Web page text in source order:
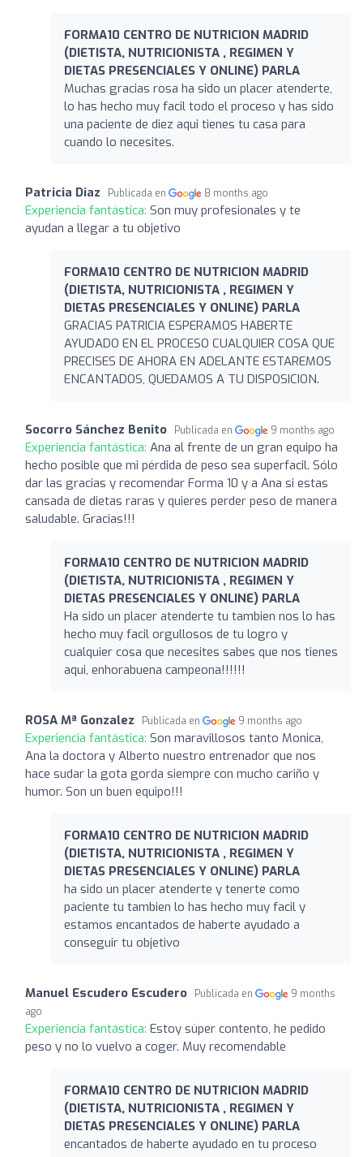
FORMA10 CENTRO DE NUTRICION MADRID
(DIETISTA, NUTRICIONISTA , REGIMEN Y
DIETAS PRESENCIALES Y ONLINE) PARLA
Muchas gracias rosa ha sido un placer atenderte,
lo has hecho muy facil todo el proceso y has sido
una paciente de diez aqui tienes tu casa para
cuando lo necesites.
Patricia Diaz Publicada en 8 months ago
Experiencia fantástica: Son muy profesionales y te
ayudan a llegar a tu objetivo
FORMA10 CENTRO DE NUTRICION MADRID
(DIETISTA, NUTRICIONISTA , REGIMEN Y
DIETAS PRESENCIALES Y ONLINE) PARLA
GRACIAS PATRICIA ESPERAMOS HABERTE
AYUDADO EN EL PROCESO CUALQUIER COSA QUE
PRECISES DE AHORA EN ADELANTE ESTAREMOS
ENCANTADOS, QUEDAMOS A TU DISPOSICION.
Socorro Sánchez Benito Publicada en 9 months ago
Experiencia fantástica: Ana al frente de un gran equipo ha
hecho posible que mi pérdida de peso sea superfacil. Sólo
dar las gracias y recomendar Forma 10 y a Ana si estas
cansada de dietas raras y quieres perder peso de manera
saludable. Gracias!!!
FORMA10 CENTRO DE NUTRICION MADRID
(DIETISTA, NUTRICIONISTA , REGIMEN Y
DIETAS PRESENCIALES Y ONLINE) PARLA
Ha sido un placer atenderte tu tambien nos lo has
hecho muy facil orgullosos de tu logro y
cualquier cosa que necesites sabes que nos tienes
aqui, enhorabuena campeona!!!!!!
ROSA Mª Gonzalez Publicada en 9 months ago
Experiencia fantástica: Son maravillosos tanto Monica,
Ana la doctora y Alberto nuestro entrenador que nos
hace sudar la gota gorda siempre con mucho cariño y
humor. Son un buen equipo!!!
FORMA10 CENTRO DE NUTRICION MADRID
(DIETISTA, NUTRICIONISTA , REGIMEN Y
DIETAS PRESENCIALES Y ONLINE) PARLA
ha sido un placer atenderte y tenerte como
paciente tu tambien lo has hecho muy facil y
estamos encantados de haberte ayudado a
conseguir tu objetivo
Manuel Escudero Escudero Publicada en
9 months
ago
Experiencia fantástica: Estoy súper contento, he pedido
peso y no lo vuelvo a coger. Muy recomendable
FORMA10 CENTRO DE NUTRICION MADRID
(DIETISTA, NUTRICIONISTA , REGIMEN Y
DIETAS PRESENCIALES Y ONLINE) PARLA
encantados de haberte ayudado en tu proceso